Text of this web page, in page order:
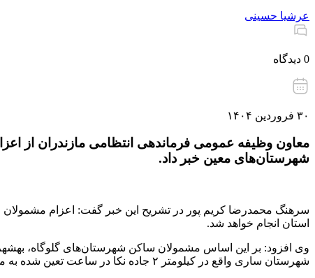
عرشیا حسینی
0 دیدگاه
۳۰ فروردین ۱۴۰۴
شهرستان‌های معین خبر داد.
استان انجام خواهد شد.
وی افزود: بر این اساس مشمولان ساکن شهرستان‌های گلوگاه، بهشهر،
شهرستان ساری واقع در کیلومتر ۲ جاده نکا در ساعت تعین شده به مراکز آموزشی اعزام خواهند شد.